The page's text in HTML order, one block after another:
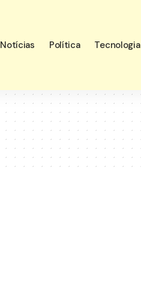
Notícias Política Tecnologia